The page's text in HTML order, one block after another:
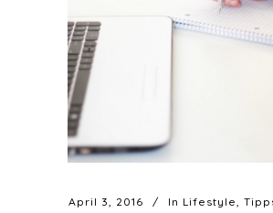
April 3, 2016 In Lifestyle,